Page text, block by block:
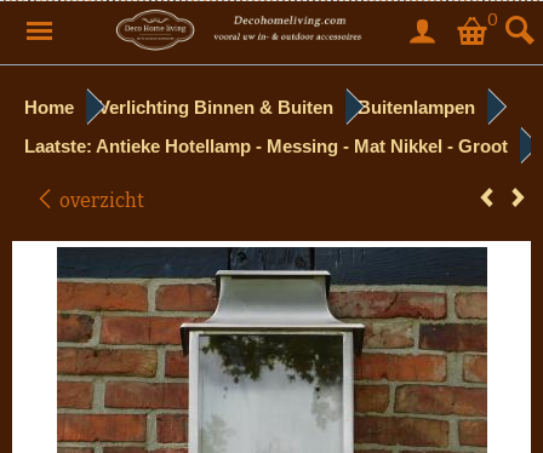
0
Home Verlichting Binnen & Buiten
Buitenlampen
Laatste: Antieke Hotellamp - Messing - Mat Nikkel - Groot
overzicht